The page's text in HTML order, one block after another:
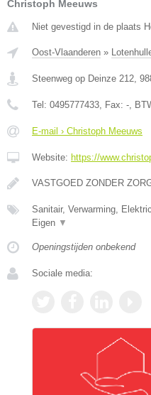
Christoph Meeuws
Niet gevestigd in de plaats
Oost-Vlaanderen »
Steenweg op Deinze 212,
Tel: 0495777433, Fax: -,
E-mail › Christoph Meeuws
Website: https://
VASTGOED ZONDER
Sanitair, Verwarming,
Eigen ▼
Openingstijden onbekend
Sociale media: